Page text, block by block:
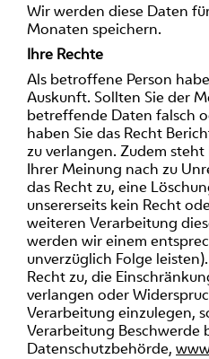
Wir werden diese Daten
Monaten speichern.
Ihre Rechte
Als betroffene Person
Auskunft. Sollten Sie der
betreffende Daten falsch
haben Sie das Recht
zu verlangen. Zudem
Ihrer Meinung nach zu
das Recht zu, eine
unsererseits kein Recht
weiteren Verarbeitung
werden wir einem
unverzüglich Folge
Recht zu, die
verlangen oder
Verarbeitung einzulegen,
Verarbeitung Beschwerde
Datenschutzbehörde,